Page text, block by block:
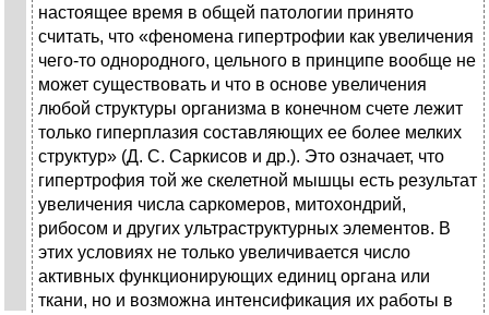
настоящее время в общей патологии принято
считать, что «феномена гипертрофии как увеличения
чего-то однородного, цельного в принципе вообще не
может существовать и что в основе увеличения
любой структуры организма в конечном счете лежит
только гиперплазия составляющих ее более мелких
структур» (Д. С. Саркисов и др.). Это означает, что
гипертрофия той же скелетной мышцы есть результат
увеличения числа саркомеров, митохондрий,
рибосом и других ультраструктурных элементов. В
этих условиях не только увеличивается число
активных функционирующих единиц органа или
ткани, но и возможна интенсификация их работы в